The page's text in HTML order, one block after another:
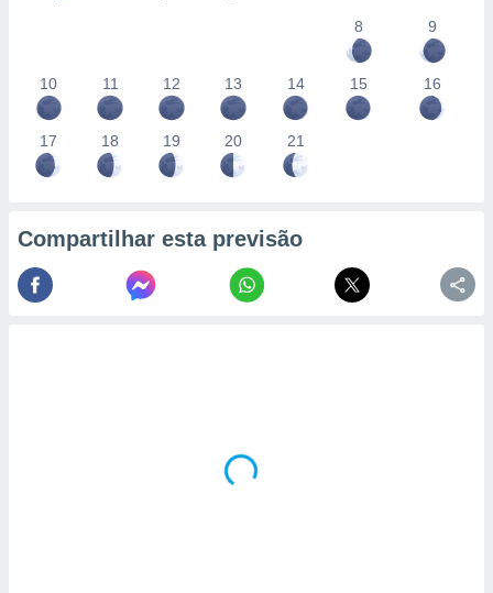
8
9
10 11 12 13 14 15 16
17 18 19 20 21
Compartilhar esta previsão